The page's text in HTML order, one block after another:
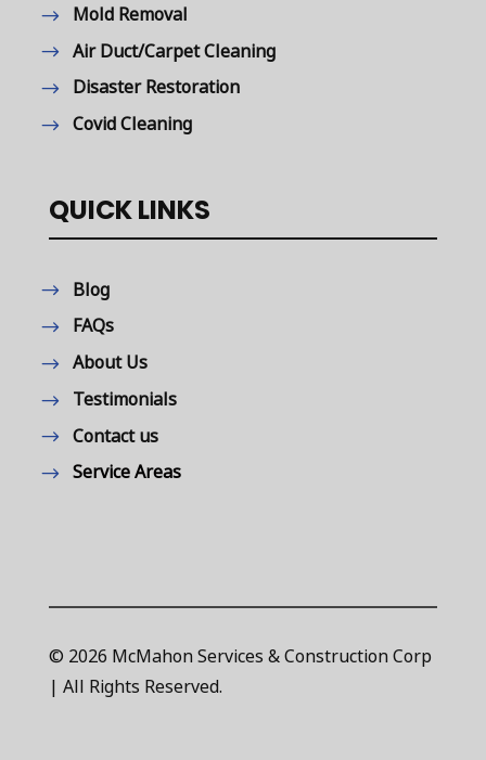
Mold Removal
Air Duct/Carpet Cleaning
Disaster Restoration
Covid Cleaning
QUICK LINKS
Blog
FAQs
About Us
Testimonials
Contact us
Service Areas
© 2026 McMahon Services & Construction Corp
| All Rights Reserved.